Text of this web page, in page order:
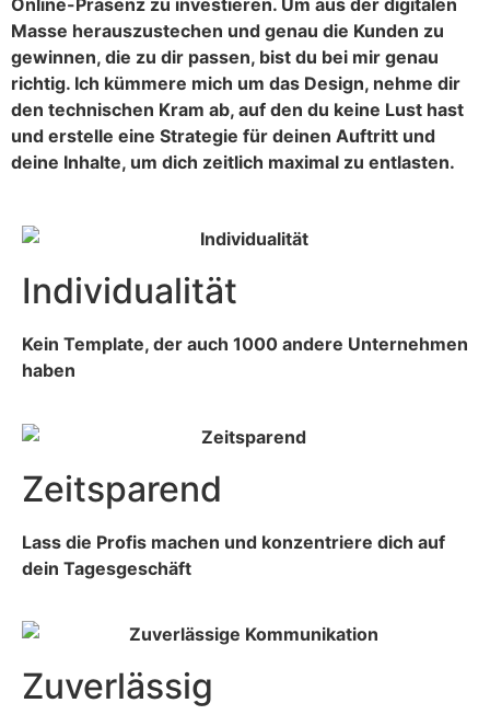
Online-Präsenz zu investieren. Um aus der digitalen
Masse herauszustechen und genau die Kunden zu
gewinnen, die zu dir passen, bist du bei mir genau
richtig. Ich kümmere mich um das Design, nehme dir
den technischen Kram ab, auf den du keine Lust hast
und erstelle eine Strategie für deinen Auftritt und
deine Inhalte, um dich zeitlich maximal zu entlasten.
Individualität
Kein Template, der auch 1000 andere Unternehmen
haben
Zeitsparend
Lass die Profis machen und konzentriere dich auf
dein Tagesgeschäft
Zuverlässig